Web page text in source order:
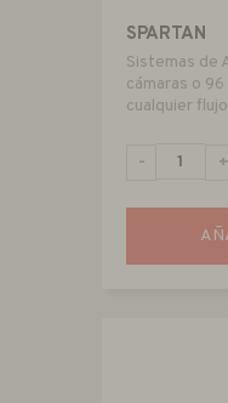
SPARTAN
Sistemas de
cámaras o
cualquier
- +